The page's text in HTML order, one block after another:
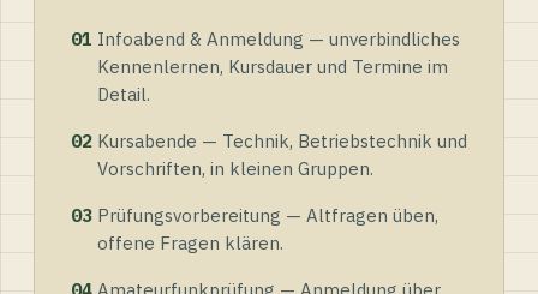
01 Infoabend & Anmeldung — unverbindliches
Kennenlernen, Kursdauer und Termine im
Detail.
02 Kursabende — Technik, Betriebstechnik und
Vorschriften, in kleinen Gruppen.
03 Prüfungsvorbereitung — Altfragen üben,
offene Fragen klären.